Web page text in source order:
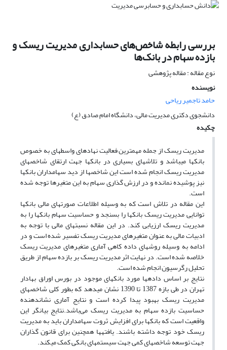
بررسی رابطه شاخص‌های حسابداری مدیریت ریسک و
بازده سهام در بانک‌ها
نوع مقاله : مقاله پژوهشی
نویسنده
حامد تاجمیر ریاحی
دانشجوی دکتری مدیریت مالی، دانشگاه امام صادق (ع)
چکیده
مدیریت ریسک از جمله مهمترین فعالیت نهادهای واسطه­ای به خصوص
بانک­ها می­باشد و تلاش­های بسیاری در بانک­ها جهت ارتقای شاخص­های
مدیریت ریسک انجام شده است این شاخص­ها از دید سهامداران بانک­ها
نیز پوشیده نمانده و در ارزش گذاری سهام به این متغیرها توجه شده
است.
این مقاله در تلاش است که به وسیله اطلاعات صورت­های مالی بانک­ها
توانایی مدیریت ریسک بانک­ها را بسنجد و حساسیت سهام­ بانک­ها را به
مدیریت ریسک ارزیابی کند. در این مقاله نسبت­های مالی با توجه به
ادبیات مالی به عنوان متغیرهای مدیریت ریسک تفسیر شده است و در
ادامه به وسیله روش­های داده کاهی آماری متغیرهای مدیریت ریسک
خلاصه شده است. در نهایت اثر مدیریت ریسک بر بازده سهام از طریق
تحلیل رگرسیون انجام شده است.
نتایج بر اساس داده­ها مورد بانک­های موجود در بورس اوراق بهادار
تهران در طی بازه 1387 تا 1390 نشان می­دهد که بطور کلی شاخص­های
مدیریت ریسک بهبود پیدا کرده است و نتایج آماری نشاندهنده
حساسیت بازده سهام به مدیریت ریسک می‌باشد.نتایج بیانگر این
واقعیت است که بانک­ها برای افزایش ثروت سهامداران باید به مدیریت
ریسک خود توجه داشته باشند. یافته­ها همچنین برای قانون گذاران
جهت توسعه شاخص­های کمی جهت سیستم­های بانکی کمک می­کند.